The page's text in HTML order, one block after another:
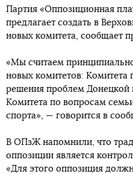
Партия «Оппозиционная
предлагает создать в
новых комитета, сообщает
«Мы считаем
новых комитетов: Комитета
решения проблем Донецкой
Комитета по вопросам
спорта», — говорится в
В ОПзЖ напомнили, что
оппозиции является
«Для этого оппозиция